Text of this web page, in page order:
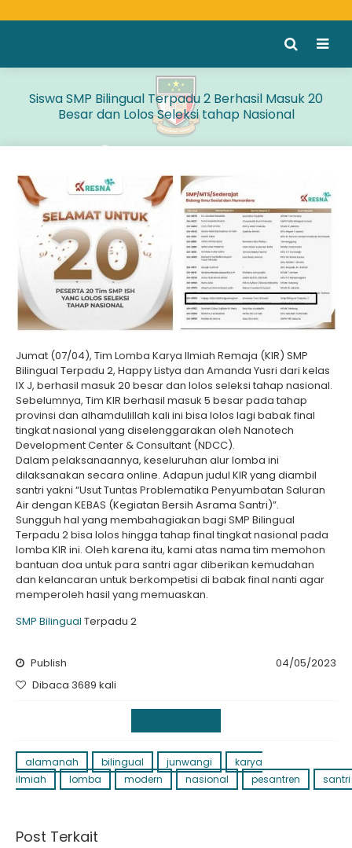
Siswa SMP Bilingual Terpadu 2 Berhasil Masuk 20
Besar dan Lolos Seleksi tahap Nasional
Jumat (07/04), Tim Lomba Karya Ilmiah Remaja (KIR) SMP
Bilingual Terpadu 2, Happy Listya dan Amanda Yusri dari kelas
IX J, berhasil masuk 20 besar dan lolos seleksi tahap nasional.
Sebelumnya, Tim KIR berhasil masuk 5 besar pada tahap
provinsi dan alhamdulillah kali ini bisa lolos lagi babak final
tingkat nasional yang diselenggarakan oleh Nanotech
Development Center & Consultant (NDCC).
Dalam pelaksanaannya, keseluruhan alur lomba ini
dilaksanakan secara online. Adapun judul KIR yang diambil
santri yakni “Usut Tuntas Problematika Penyumbatan Saluran
Air dengan KEBAS (Kegiatan Bersih Asrama Santri)”.
Sungguh hal yang membahagiakan bagi SMP Bilingual
Terpadu 2 bisa lolos hingga tahap final tingkat nasional pada
lomba KIR ini. Oleh karena itu, kami atas nama tim memohon
bantuan doa untuk para santri agar diberikan kemudahan
dan kelancaran untuk berkompetisi di babak final nanti agar
memperoleh hasil yang memuaskan.
SMP Bilingual Terpadu 2
Publish
04/05/2023
Dibaca 3689 kali
alamanah bilingual junwangi
karya
ilmiah
lomba modern nasional pesantren santri
Post Terkait